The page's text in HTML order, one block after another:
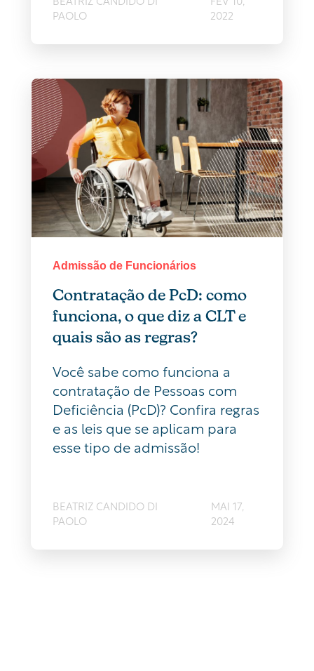
PAOLO
2022
Admissão de Funcionários
Contratação de PcD: como
funciona, o que diz a CLT e
quais são as regras?
Você sabe como funciona a
contratação de Pessoas com
Deficiência (PcD)? Confira regras
e as leis que se aplicam para
esse tipo de admissão!
BEATRIZ CANDIDO DI
PAOLO
MAI 17,
2024